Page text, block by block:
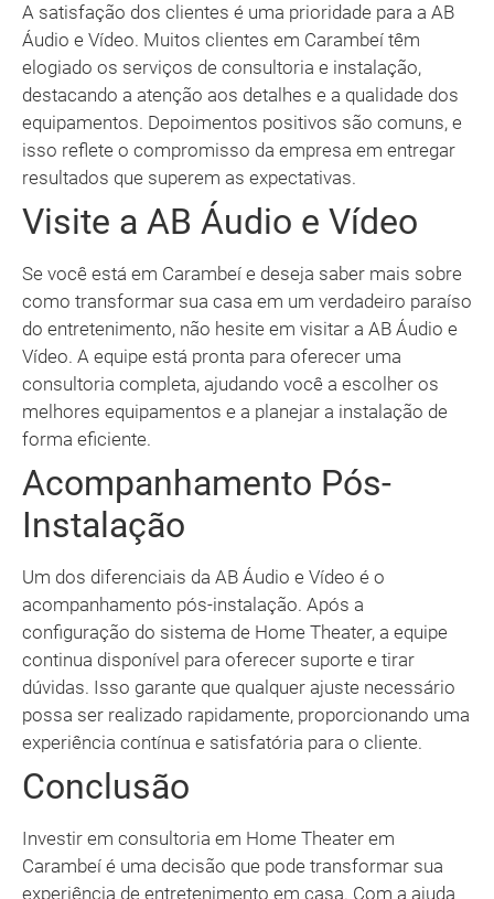
A satisfação dos clientes é uma prioridade para a AB
Áudio e Vídeo. Muitos clientes em Carambeí têm
elogiado os serviços de consultoria e instalação,
destacando a atenção aos detalhes e a qualidade dos
equipamentos. Depoimentos positivos são comuns, e
isso reflete o compromisso da empresa em entregar
resultados que superem as expectativas.
Visite a AB Áudio e Vídeo
Se você está em Carambeí e deseja saber mais sobre
como transformar sua casa em um verdadeiro paraíso
do entretenimento, não hesite em visitar a AB Áudio e
Vídeo. A equipe está pronta para oferecer uma
consultoria completa, ajudando você a escolher os
melhores equipamentos e a planejar a instalação de
forma eficiente.
Acompanhamento Pós-
Instalação
Um dos diferenciais da AB Áudio e Vídeo é o
acompanhamento pós-instalação. Após a
configuração do sistema de Home Theater, a equipe
continua disponível para oferecer suporte e tirar
dúvidas. Isso garante que qualquer ajuste necessário
possa ser realizado rapidamente, proporcionando uma
experiência contínua e satisfatória para o cliente.
Conclusão
Investir em consultoria em Home Theater em
Carambeí é uma decisão que pode transformar sua
experiência de entretenimento em casa. Com a ajuda